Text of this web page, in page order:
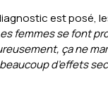
est posé,
femmes se font
ça ne
d’effets